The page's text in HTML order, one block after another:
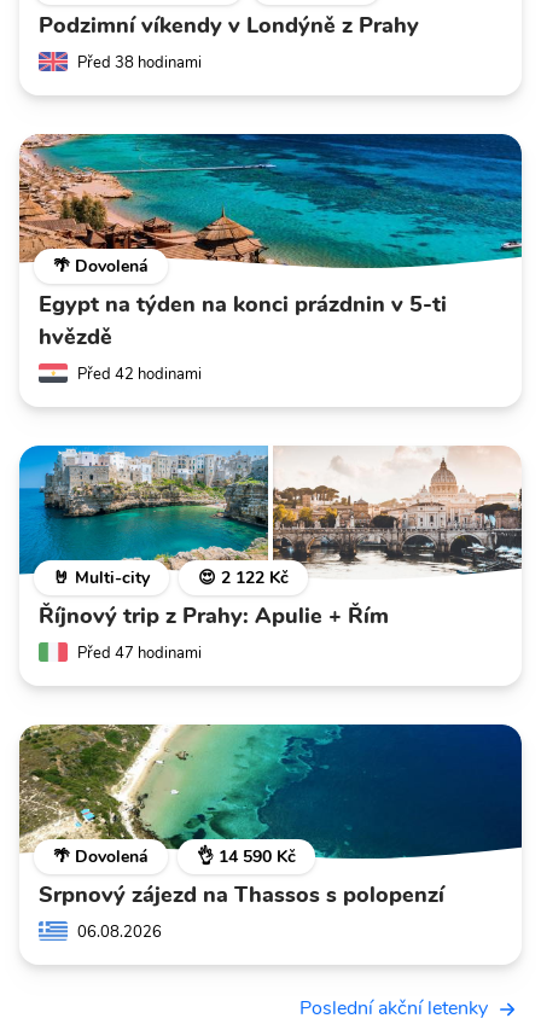
Podzimní víkendy v Londýně z Prahy
Před 38 hodinami
🌴 Dovolená
Egypt na týden na konci prázdnin v 5-ti
hvězdě
Před 42 hodinami
🤘 Multi-city 😍 2 122 Kč
Říjnový trip z Prahy: Apulie + Řím
Před 47 hodinami
🌴 Dovolená 👌 14 590 Kč
Srpnový zájezd na Thassos s polopenzí
06.08.2026
Poslední akční letenky